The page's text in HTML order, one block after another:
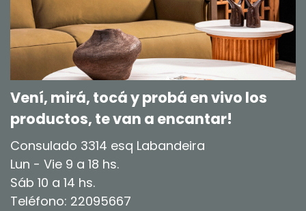
Vení, mirá, tocá y probá en vivo los
productos, te van a encantar!
Consulado 3314 esq Labandeira
Lun - Vie 9 a 18 hs.
Sáb 10 a 14 hs.
Teléfono: 22095667